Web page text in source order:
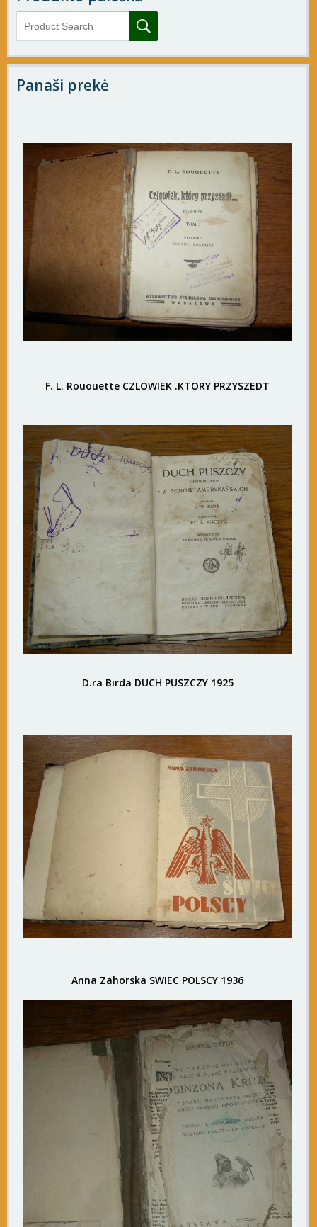
Panaši prekė
F. L. Rououette CZLOWIEK .KTORY PRZYSZEDT
D.ra Birda DUCH PUSZCZY 1925
Anna Zahorska SWIEC POLSCY 1936